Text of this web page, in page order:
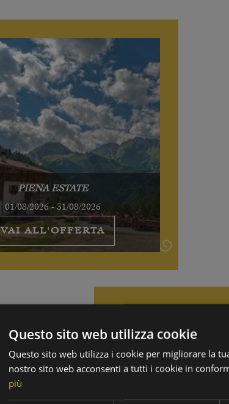
PIENA ESTATE
01/08/2026 - 31/08/2026
VAI ALL'OFFERTA
Questo sito web utilizza cookie
Questo sito web utilizza i cookie per migliorare la
nostro sito web acconsenti a tutti i cookie in
più